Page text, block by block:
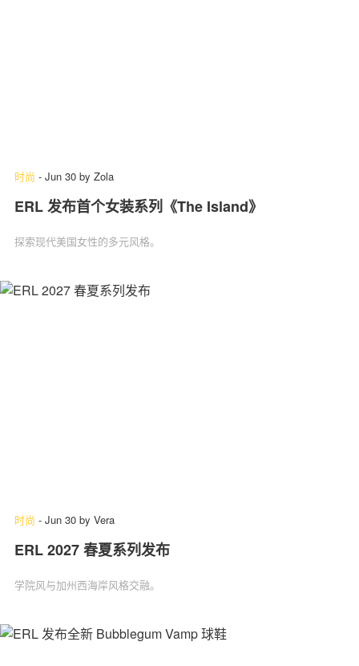
时尚 - Jun 30 by Zola
ERL 发布首个女装系列《The Island》
探索现代美国女性的多元风格。
时尚 - Jun 30 by Vera
ERL 2027 春夏系列发布
学院风与加州西海岸风格交融。